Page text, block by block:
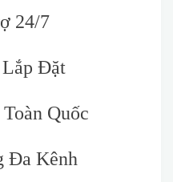
24/7
Đặt
Quốc
Đa Kênh